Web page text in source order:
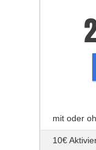
mit oder
10€